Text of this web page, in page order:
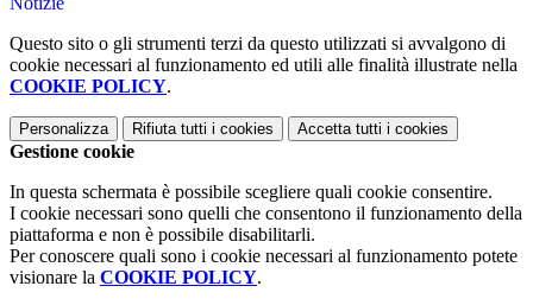
Questo sito o gli strumenti terzi da questo utilizzati si avvalgono di
cookie necessari al funzionamento ed utili alle finalità illustrate nella
COOKIE POLICY.
Personalizza Rifiuta tutti i cookies Accetta tutti i cookies
Gestione cookie
In questa schermata è possibile scegliere quali cookie consentire.
I cookie necessari sono quelli che consentono il funzionamento della
piattaforma e non è possibile disabilitarli.
Per conoscere quali sono i cookie necessari al funzionamento potete
visionare la COOKIE POLICY.